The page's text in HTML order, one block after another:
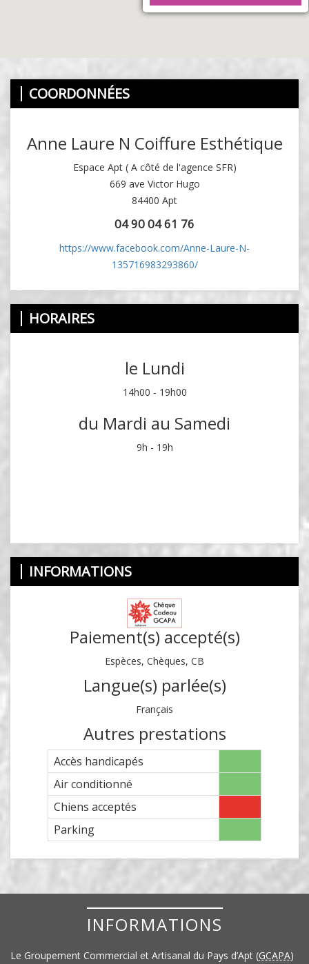
COORDONNÉES
Anne Laure N Coiffure Esthétique
Espace Apt ( A côté de l'agence SFR)
669 ave Victor Hugo
84400 Apt
04 90 04 61 76
https://www.facebook.com/Anne-Laure-N-
135716983293860/
HORAIRES
le Lundi
14h00 - 19h00
du Mardi au Samedi
9h - 19h
INFORMATIONS
Paiement(s) accepté(s)
Espèces, Chèques, CB
Langue(s) parlée(s)
Français
Autres prestations
Accès handicapés
Air conditionné
Chiens acceptés
Parking
INFORMATIONS
Le Groupement Commercial et Artisanal du Pays d’Apt (GCAPA)